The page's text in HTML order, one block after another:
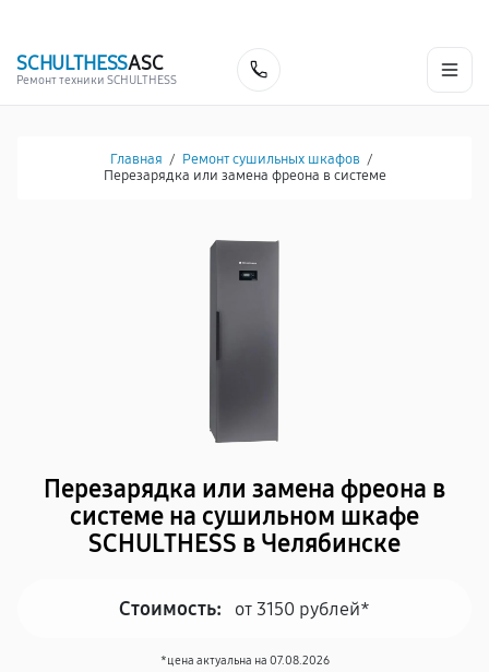
SCHULTHESSASC
Ремонт техники SCHULTHESS
Главная / Ремонт сушильных шкафов /
Перезарядка или замена фреона в системе
Перезарядка или замена фреона в
системе на сушильном шкафе
SCHULTHESS в Челябинске
Стоимость: от 3150 рублей*
*цена актуальна на 07.08.2026